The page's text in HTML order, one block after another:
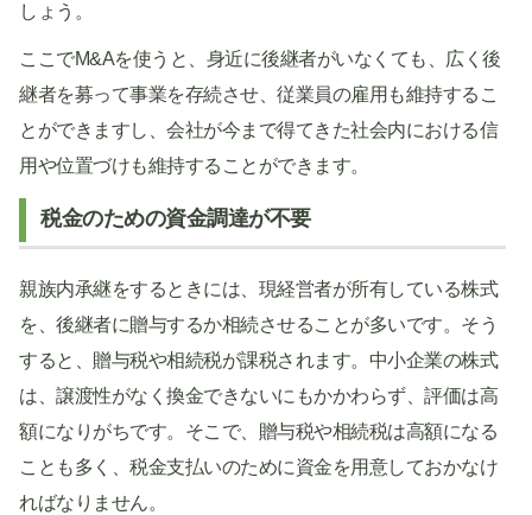
しょう。
ここでM&Aを使うと、身近に後継者がいなくても、広く後
継者を募って事業を存続させ、従業員の雇用も維持するこ
とができますし、会社が今まで得てきた社会内における信
用や位置づけも維持することができます。
税金のための資金調達が不要
親族内承継をするときには、現経営者が所有している株式
を、後継者に贈与するか相続させることが多いです。そう
すると、贈与税や相続税が課税されます。中小企業の株式
は、譲渡性がなく換金できないにもかかわらず、評価は高
額になりがちです。そこで、贈与税や相続税は高額になる
ことも多く、税金支払いのために資金を用意しておかなけ
ればなりません。